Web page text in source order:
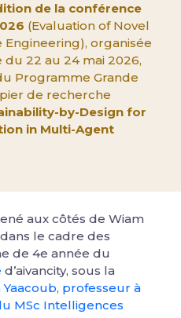
de la conférence
(Evaluation of Novel
organisée
22 au 24 mai 2026,
Programme Grande
de recherche
by-Design for
in Multi-Agent
aux côtés de Wiam
le cadre des
de 4e année du
d’aivancity, sous la
professeur à
MSc Intelligences